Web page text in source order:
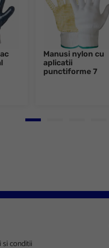
Manusi nylon cu
aplicatii
punctiforme 7
Go to slide 1
conditii